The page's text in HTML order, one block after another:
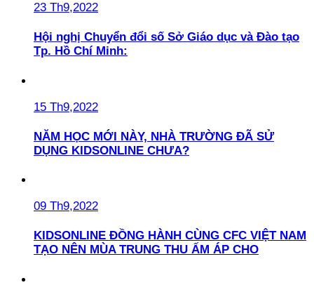
23 Th9,2022
Hội nghị Chuyển đổi số Sở Giáo dục và Đào tạo
Tp. Hồ Chí Minh:
15 Th9,2022
NĂM HỌC MỚI NÀY, NHÀ TRƯỜNG ĐÃ SỬ
DỤNG KIDSONLINE CHƯA?
09 Th9,2022
KIDSONLINE ĐỒNG HÀNH CÙNG CFC VIỆT NAM
TẠO NÊN MÙA TRUNG THU ẤM ÁP CHO